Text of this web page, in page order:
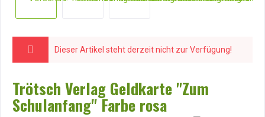
Dieser Artikel steht derzeit nicht zur Verfügung!
Trötsch Verlag Geldkarte "Zum
Schulanfang" Farbe rosa